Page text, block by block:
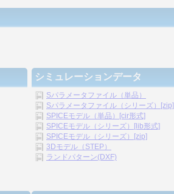
シミュレーションデータ
Sパラメータファイル（単品）
Sパラメータファイル（シリーズ）[zip]
SPICEモデル（単品）[cir形式]
SPICEモデル（シリーズ）[lib形式]
SPICEモデル（シリーズ）[zip]
3Dモデル（STEP）
ランドパターン(DXF)